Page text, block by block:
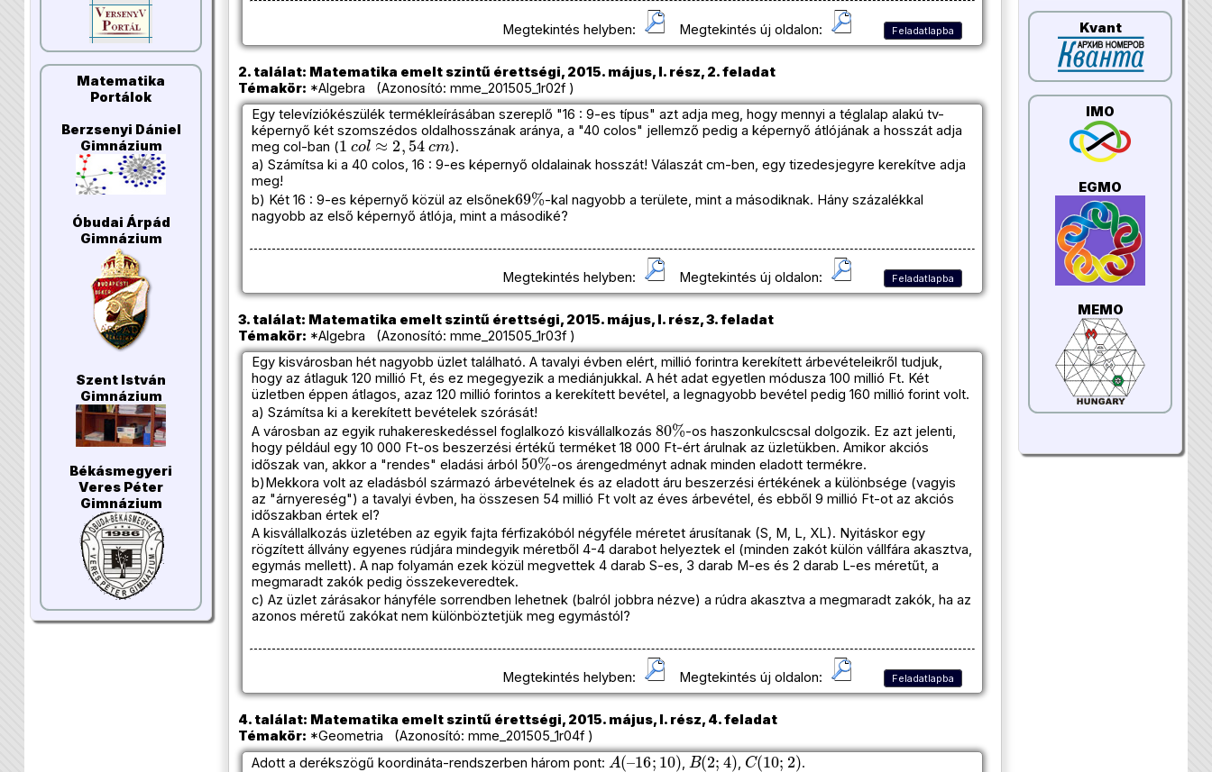
Matematika
Portálok
Berzsenyi Dániel
Gimnázium
Óbudai Árpád
Gimnázium
Szent István
Gimnázium
Békásmegyeri
Veres Péter
Gimnázium
Megtekintés helyben: Megtekintés új oldalon: Feladatlapba
2. találat: Matematika emelt szintű érettségi, 2015. május, I. rész, 2. feladat
Témakör: *Algebra (Azonosító: mme_201505_1r02f )
Egy televíziókészülék termékleírásában szereplő "16 : 9-es típus" azt adja meg, hogy mennyi a téglalap alakú tv-
képernyő két szomszédos oldalhosszának aránya, a "40 colos" jellemző pedig a képernyő átlójának a hosszát adja
meg col-ban (
1 col≈2,54 cm
).
a) Számítsa ki a 40 colos, 16 : 9-es képernyő oldalainak hosszát! Válaszát cm-ben, egy tizedesjegyre kerekítve adja
meg!
b) Két 16 : 9-es képernyő közül az elsőnek
69%
-kal nagyobb a területe, mint a másodiknak. Hány százalékkal
nagyobb az első képernyő átlója, mint a másodiké?
Megtekintés helyben: Megtekintés új oldalon: Feladatlapba
3. találat: Matematika emelt szintű érettségi, 2015. május, I. rész, 3. feladat
Témakör: *Algebra (Azonosító: mme_201505_1r03f )
Egy kisvárosban hét nagyobb üzlet található. A tavalyi évben elért, millió forintra kerekített árbevételeikről tudjuk,
hogy az átlaguk 120 millió Ft, és ez megegyezik a mediánjukkal. A hét adat egyetlen módusza 100 millió Ft. Két
üzletben éppen átlagos, azaz 120 millió forintos a kerekített bevétel, a legnagyobb bevétel pedig 160 millió forint volt.
a) Számítsa ki a kerekített bevételek szórását!
A városban az egyik ruhakereskedéssel foglalkozó kisvállalkozás
80%
-os haszonkulcscsal dolgozik. Ez azt jelenti,
hogy például egy 10 000 Ft-os beszerzési értékű terméket 18 000 Ft-ért árulnak az üzletükben. Amikor akciós
időszak van, akkor a "rendes" eladási árból
50%
-os árengedményt adnak minden eladott termékre.
b)Mekkora volt az eladásból származó árbevételnek és az eladott áru beszerzési értékének a különbsége (vagyis
az "árnyereség") a tavalyi évben, ha összesen 54 millió Ft volt az éves árbevétel, és ebből 9 millió Ft-ot az akciós
időszakban értek el?
A kisvállalkozás üzletében az egyik fajta férfizakóból négyféle méretet árusítanak (S, M, L, XL). Nyitáskor egy
rögzített állvány egyenes rúdjára mindegyik méretből 4-4 darabot helyeztek el (minden zakót külön vállfára akasztva,
egymás mellett). A nap folyamán ezek közül megvettek 4 darab S-es, 3 darab M-es és 2 darab L-es méretűt, a
megmaradt zakók pedig összekeveredtek.
c) Az üzlet zárásakor hányféle sorrendben lehetnek (balról jobbra nézve) a rúdra akasztva a megmaradt zakók, ha az
azonos méretű zakókat nem különböztetjük meg egymástól?
Megtekintés helyben: Megtekintés új oldalon: Feladatlapba
4. találat: Matematika emelt szintű érettségi, 2015. május, I. rész, 4. feladat
Témakör: *Geometria (Azonosító: mme_201505_1r04f )
Adott a derékszögű koordináta-rendszerben három pont:
A(–16;10)
,
B(2;4)
,
C(10;2)
.
Kvant
IMO
EGMO
MEMO